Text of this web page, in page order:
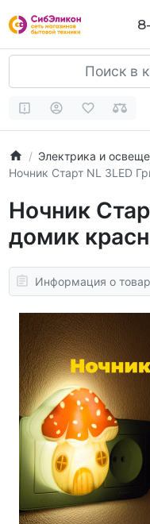
Электрика и
Ночник Старт NL 3LED
Ночник
домик
Информация о